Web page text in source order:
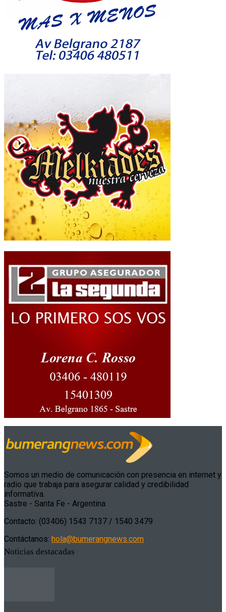
Somos un medio de comunicación con presencia en internet y
radio que trabaja para asegurar calidad y credibilidad
informativa.
Sastre - Santa Fe - Argentina
Contacto: (03406) 1543 7137 / 1540 3479
Contáctanos: hola@bumerangnews.com
Noticias destacadas